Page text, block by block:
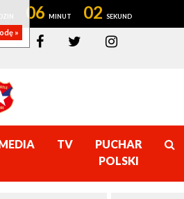
06 02
TV
PUCHAR
POLSKI
»